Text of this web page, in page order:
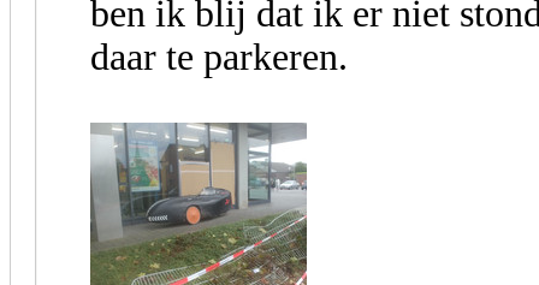
ben ik blij dat ik er niet
daar te parkeren.